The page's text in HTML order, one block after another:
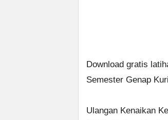
Download gratis
Semester Genap
Ulangan Kenaikan